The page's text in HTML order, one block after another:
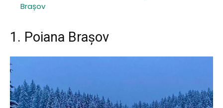
Brașov
1. Poiana Brașov